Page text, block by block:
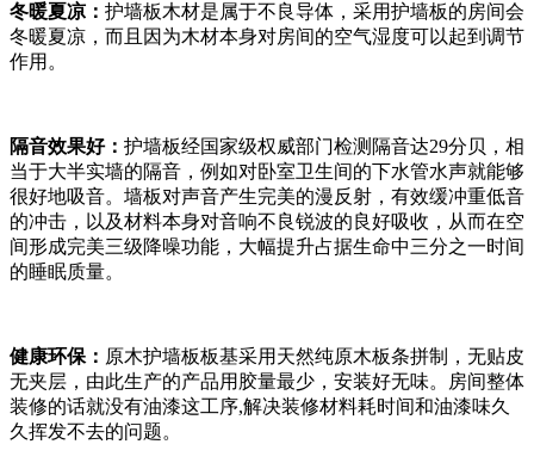
冬暖夏凉： 护墙板木材是属于不良导体，采用护墙板的房间会
冬暖夏凉，而且因为木材本身对房间的空气湿度可以起到调节
作用。
隔音效果好： 护墙板经国家级权威部门检测隔音达29分贝，相
当于大半实墙的隔音，例如对卧室卫生间的下水管水声就能够
很好地吸音。墙板对声音产生完美的漫反射，有效缓冲重低音
的冲击，以及材料本身对音响不良锐波的良好吸收，从而在空
间形成完美三级降噪功能，大幅提升占据生命中三分之一时间
的睡眠质量。
健康环保： 原木护墙板板基采用天然纯原木板条拼制，无贴皮
无夹层，由此生产的产品用胶量最少，安装好无味。房间整体
装修的话就没有油漆这工序,解决装修材料耗时间和油漆味久
久挥发不去的问题。